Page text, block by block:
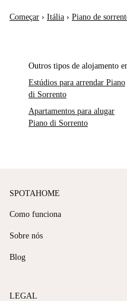
Começar › Itália › Piano de
Outros tipos de alojamento
Estúdios para arrendar Piano
di Sorrento
Apartamentos para alugar
Piano di Sorrento
SPOTAHOME
Como funciona
Sobre nós
Blog
LEGAL